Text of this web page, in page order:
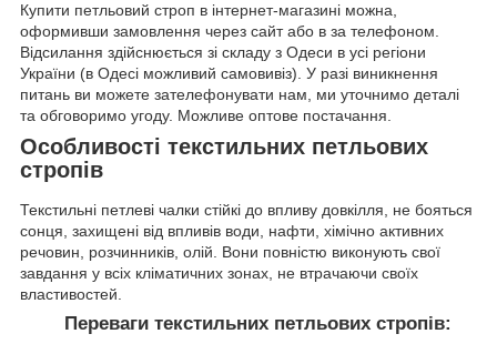
Купити петльовий строп в інтернет-магазині можна,
оформивши замовлення через сайт або в за телефоном.
Відсилання здійснюється зі складу з Одеси в усі регіони
України (в Одесі можливий самовивіз). У разі виникнення
питань ви можете зателефонувати нам, ми уточнимо деталі
та обговоримо угоду. Можливе оптове постачання.
Особливості текстильних петльових
стропів
Текстильні петлеві чалки стійкі до впливу довкілля, не бояться
сонця, захищені від впливів води, нафти, хімічно активних
речовин, розчинників, олій. Вони повністю виконують свої
завдання у всіх кліматичних зонах, не втрачаючи своїх
властивостей.
Переваги текстильних петльових стропів: